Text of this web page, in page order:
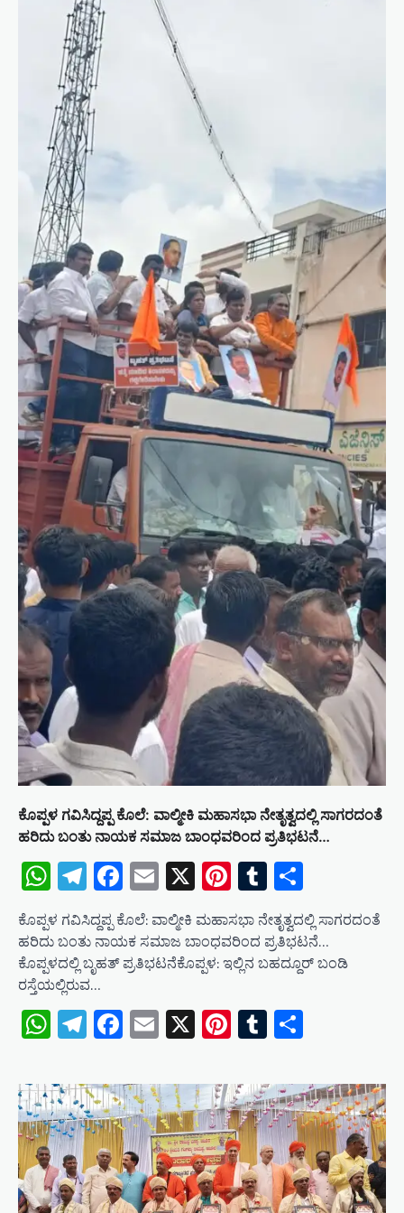
ಕೊಪ್ಪಳ ಗವಿಸಿದ್ದಪ್ಪ ಕೊಲೆ: ವಾಲ್ಮೀಕಿ ಮಹಾಸಭಾ ನೇತೃತ್ವದಲ್ಲಿ ಸಾಗರದಂತೆ
ಹರಿದು ಬಂತು ನಾಯಕ ಸಮಾಜ ಬಾಂಧವರಿಂದ ಪ್ರತಿಭಟನೆ…
WhatsApp
Telegram
Facebook
Email
X Pinterest
Tumblr
ಕೊಪ್ಪಳ ಗವಿಸಿದ್ದಪ್ಪ ಕೊಲೆ: ವಾಲ್ಮೀಕಿ ಮಹಾಸಭಾ ನೇತೃತ್ವದಲ್ಲಿ ಸಾಗರದಂತೆ
ಹರಿದು ಬಂತು ನಾಯಕ ಸಮಾಜ ಬಾಂಧವರಿಂದ ಪ್ರತಿಭಟನೆ…
ಕೊಪ್ಪಳದಲ್ಲಿ ಬೃಹತ್ ಪ್ರತಿಭಟನೆಕೊಪ್ಪಳ: ಇಲ್ಲಿನ ಬಹದ್ದೂರ್ ಬಂಡಿ
ರಸ್ತೆಯಲ್ಲಿರುವ…
WhatsApp
Telegram
Facebook
Email
X Pinterest
Tumblr